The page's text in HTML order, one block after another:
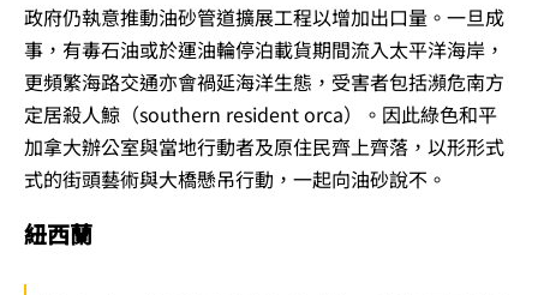
政府仍執意推動油砂管道擴展工程以增加出口量。一旦成
事，有毒石油或於運油輪停泊載貨期間流入太平洋海岸，
更頻繁海路交通亦會禍延海洋生態，受害者包括瀕危南方
定居殺人鯨（southern resident orca）。因此綠色和平
加拿大辦公室與當地行動者及原住民齊上齊落，以形形式
式的街頭藝術與大橋懸吊行動，一起向油砂說不。
紐西蘭